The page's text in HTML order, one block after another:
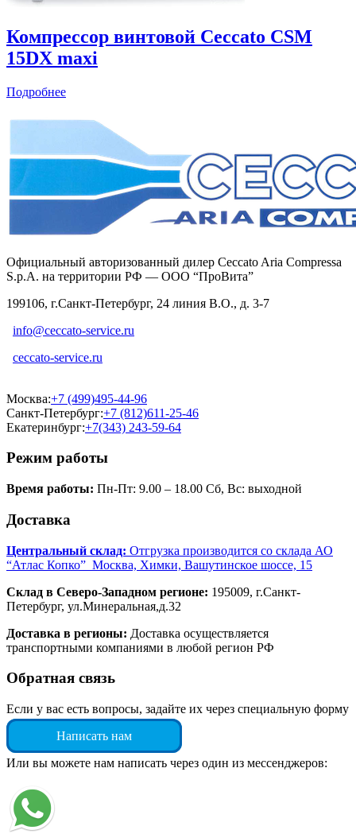
Компрессор винтовой Ceccato CSM
15DX maxi
Подробнее
Официальный авторизованный дилер Ceccato Aria Compressa
S.p.A. на территории РФ — ООО “ПроВита”
199106, г.Санкт-Петербург, 24 линия В.О., д. 3-7
info@ceccato-service.ru
ceccato-service.ru
Москва:+7 (499)495-44-96
Санкт-Петербург:+7 (812)611-25-46
Екатеринбург:+7(343) 243-59-64
Режим работы
Время работы: Пн-Пт: 9.00 – 18.00 Сб, Вс: выходной
Доставка
Центральный склад: Отгрузка производится со склада АО
“Атлас Копко” Москва, Химки, Вашутинское шоссе, 15
Склад в Северо-Западном регионе: 195009, г.Санкт-
Петербург, ул.Минеральная,д.32
Доставка в регионы: Доставка осуществляется
транспортными компаниями в любой регион РФ
Обратная связь
Если у вас есть вопросы, задайте их через специальную форму
Написать нам
Или вы можете нам написать через один из мессенджеров: